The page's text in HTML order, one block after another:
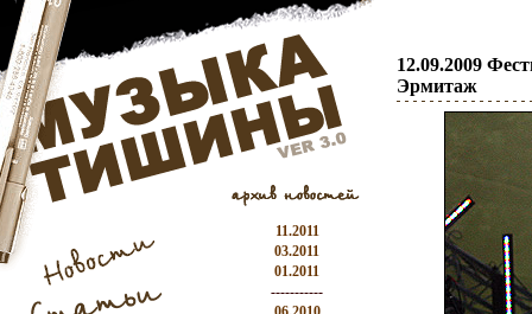
11.2011
03.2011
01.2011
-----------
12.09.2009
Эрмитаж